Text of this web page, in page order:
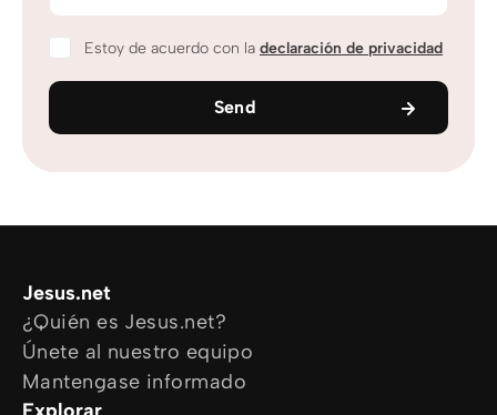
Estoy de acuerdo con la declaración de privacidad
Send
Jesus.net
¿Quién es Jesus.net?
Únete al nuestro equipo
Mantengase informado